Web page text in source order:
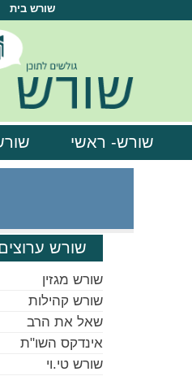
שורש בית
שורש- ראשי
שורש
שורש מגזין
שורש קהילות
שאל את הרב
אינדקס השו"ת
שורש טי.וי